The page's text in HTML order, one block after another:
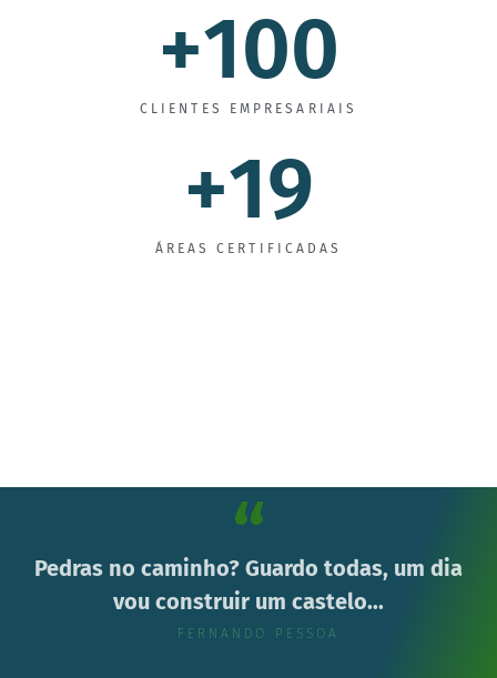
CLIENTES EMPRESARIAIS
+100
ÁREAS CERTIFICADAS
+19
“
Pedras no caminho? Guardo todas, um dia
vou construir um castelo...
FERNANDO PESSOA